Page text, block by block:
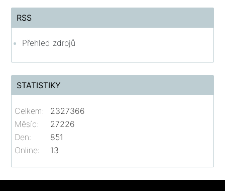
RSS
Přehled zdrojů
STATISTIKY
Online: 13
Celkem:
2327366
Měsíc:
27226
Den:
851